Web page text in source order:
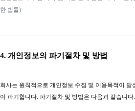
한 법률)
4. 개인정보의 파기절차 및 방법
회사는 원칙적으로 개인정보 수집 및 이용목적이 달
이 파기합니다. 파기절차 및 방법은 다음과 같습니